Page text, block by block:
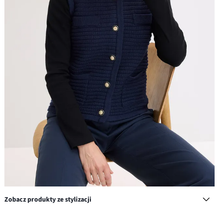
Zobacz produkty ze stylizacji